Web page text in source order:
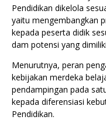
Pendidikan dikelola
yaitu mengembangkan
kepada peserta didik
dam potensi yang
Menurutnya, peran
kebijakan merdeka
pendampingan pada
kepada diferensiasi
Pendidikan.